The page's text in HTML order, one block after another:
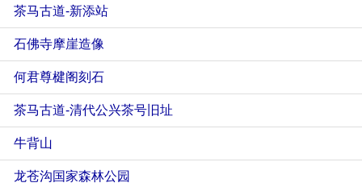
茶马古道-新添站
石佛寺摩崖造像
何君尊楗阁刻石
茶马古道-清代公兴茶号旧址
牛背山
龙苍沟国家森林公园